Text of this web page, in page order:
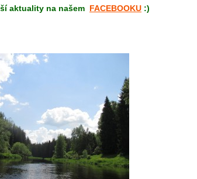
aktuality na našem FACEBOOKU :)